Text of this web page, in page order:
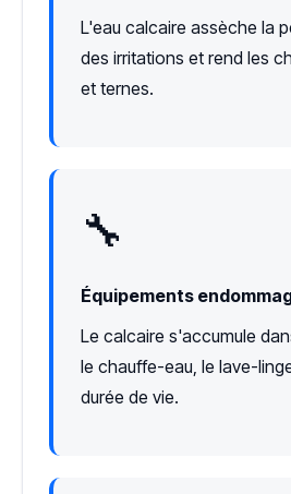
L'eau calcaire assèche la
des irritations et rend les
et ternes.
🔧
Équipements
Le calcaire s'accumule
le chauffe-eau, le lave-
durée de vie.